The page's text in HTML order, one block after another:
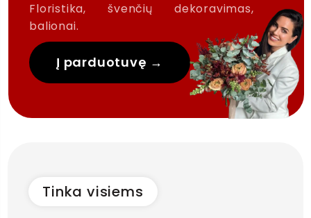
Floristika, švenčių dekoravimas,
balionai.
Į parduotuvę →
Tinka visiems